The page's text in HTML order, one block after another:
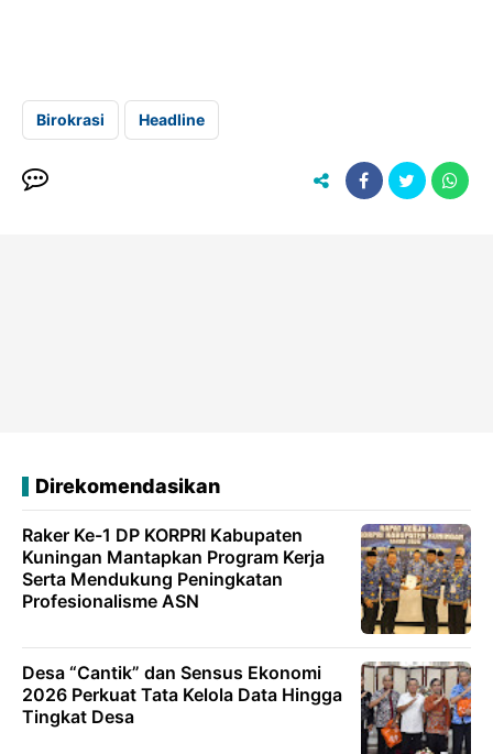
Birokrasi Headline
Direkomendasikan
Raker Ke-1 DP KORPRI Kabupaten
Kuningan Mantapkan Program Kerja
Serta Mendukung Peningkatan
Profesionalisme ASN
Desa “Cantik” dan Sensus Ekonomi
2026 Perkuat Tata Kelola Data Hingga
Tingkat Desa